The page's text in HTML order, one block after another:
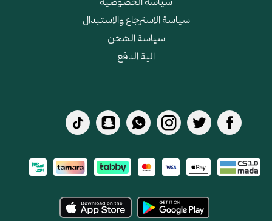
سياسة الاسترجاع والاستبدال
سياسة الشحن
الية الدفع